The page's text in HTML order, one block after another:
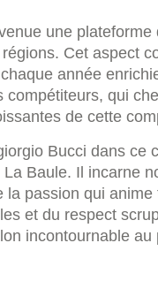
une
Cet aspect
année
compétiteurs, qui
de cette
Bucci dans ce
Baule. Il incarne
la passion qui
et du respect
incontournable